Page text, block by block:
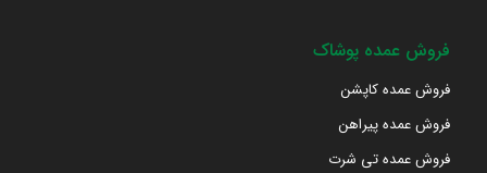
فروش عمده پوشاک
فروش عمده کاپشن
فروش عمده پیراهن
فروش عمده تی شرت